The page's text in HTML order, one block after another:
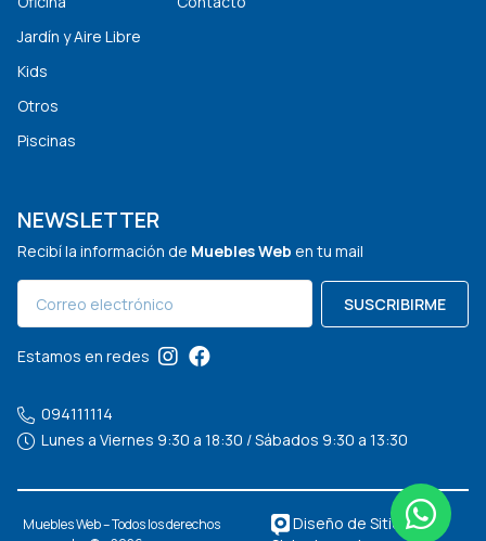
Jardín y Aire Libre
Kids
Otros
Piscinas
NEWSLETTER
Recibí la información de Muebles Web en tu mail
SUSCRIBIRME
Estamos en redes
094111114
Lunes a Viernes 9:30 a 18:30 / Sábados 9:30 a 13:30
Muebles Web – Todos los derechos
Diseño de Sitios Web